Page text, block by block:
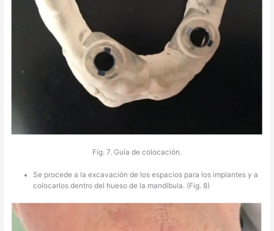
Fig. 7. Guía de colocación.
Se procede a la excavación de los espacios para los implantes y a
colocarlos dentro del hueso de la mandíbula. (Fig. 8)